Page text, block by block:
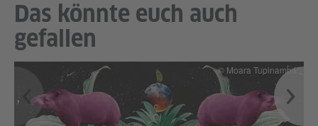
Das könnte euch auch
gefallen
© Moara Tupinambá